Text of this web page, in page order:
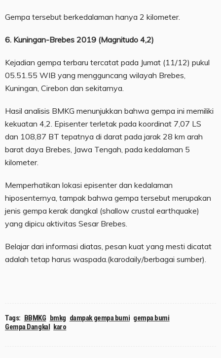
Gempa tersebut berkedalaman hanya 2 kilometer.
6. Kuningan-Brebes 2019 (Magnitudo 4,2)
Kejadian gempa terbaru tercatat pada Jumat (11/12) pukul
05.51.55 WIB yang mengguncang wilayah Brebes,
Kuningan, Cirebon dan sekitarnya.
Hasil analisis BMKG menunjukkan bahwa gempa ini memiliki
kekuatan 4,2. Episenter terletak pada koordinat 7,07 LS
dan 108,87 BT tepatnya di darat pada jarak 28 km arah
barat daya Brebes, Jawa Tengah, pada kedalaman 5
kilometer.
Memperhatikan lokasi episenter dan kedalaman
hiposenternya, tampak bahwa gempa tersebut merupakan
jenis gempa kerak dangkal (shallow crustal earthquake)
yang dipicu aktivitas Sesar Brebes.
Belajar dari informasi diatas, pesan kuat yang mesti dicatat
adalah tetap harus waspada.(karodaily/berbagai sumber).
Tags: BBMKG bmkg dampak gempa bumi gempa bumi
Gempa Dangkal karo